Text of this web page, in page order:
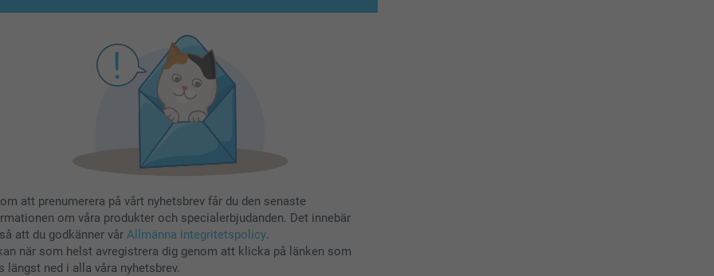
att prenumerera på vårt nyhetsbrev får du den senaste
om våra produkter och specialerbjudanden. Det innebär
att du godkänner vår Allmänna integritetspolicy.
när som helst avregistrera dig genom att klicka på länken som
längst ned i alla våra nyhetsbrev.